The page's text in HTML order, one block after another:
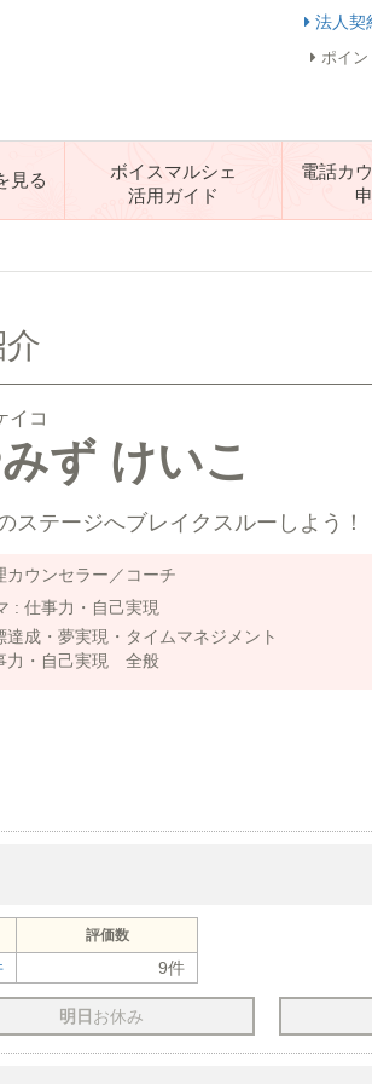
法人契
ポイン
見る
ボイスマルシェ
活用ガイド
電話カ
イコ
ず けいこ
ステージへブレイクスルーしよう！
カウンセラー／コーチ
: 仕事力・自己実現
達成・夢実現・タイムマネジメント
力・自己実現 全般
評価数
9件
明日 お休み